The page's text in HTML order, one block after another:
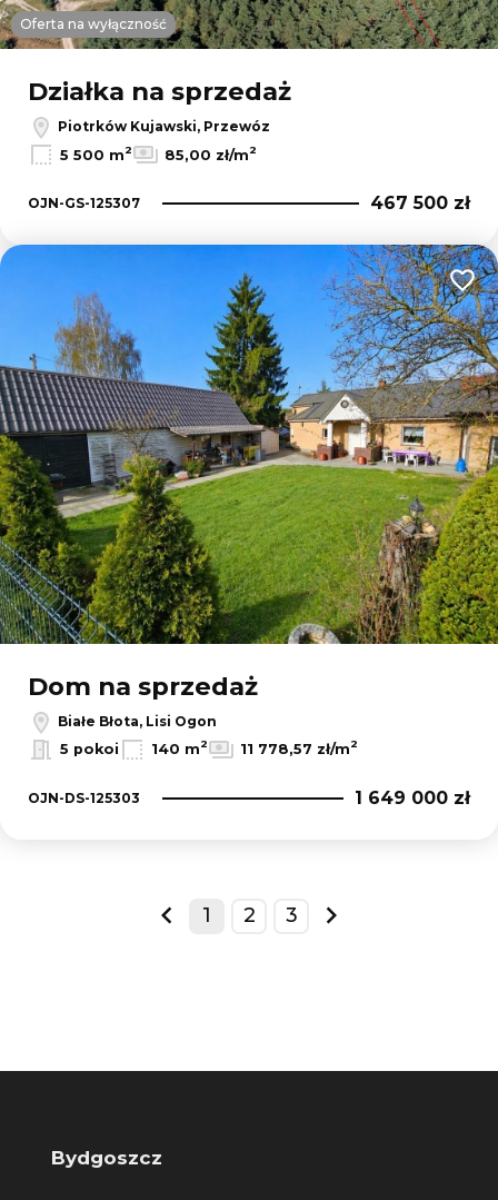
Oferta na wyłączność
Działka na sprzedaż
Piotrków Kujawski, Przewóz
5 500 m2 85,00 zł/m2
OJN-GS-125307 467 500 zł
Dom na sprzedaż
Białe Błota, Lisi Ogon
5 pokoi
140 m2 11 778,57 zł/m2
OJN-DS-125303 1 649 000 zł
prev
1 2 3
next
Bydgoszcz